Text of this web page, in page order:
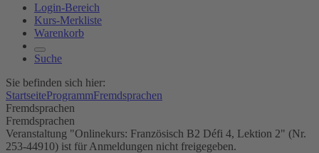
Login-Bereich
Kurs-Merkliste
Warenkorb
Suche
Sie befinden sich hier:
StartseiteProgrammFremdsprachen
Fremdsprachen
Fremdsprachen
Veranstaltung "Onlinekurs: Französisch B2 Défi 4, Lektion 2" (Nr.
253-44910) ist für Anmeldungen nicht freigegeben.